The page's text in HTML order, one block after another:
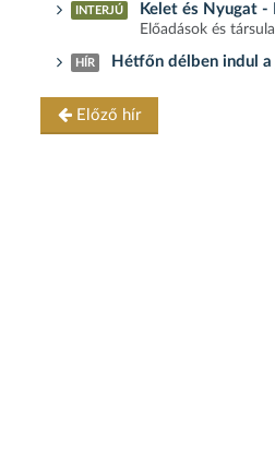
INTERJÚ Kelet és Nyugat
Előadások és
HÍR Hétfőn délben indul
Előző hír